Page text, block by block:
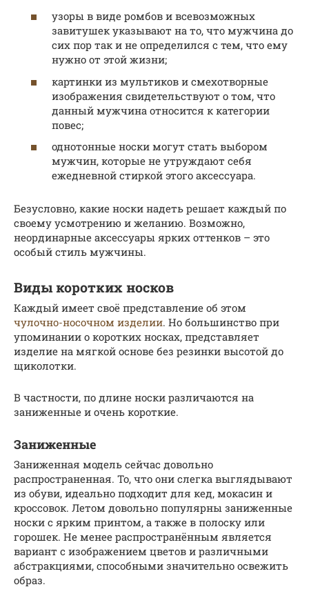
узоры в виде ромбов и всевозможных
завитушек указывают на то, что мужчина до
сих пор так и не определился с тем, что ему
нужно от этой жизни;
картинки из мультиков и смехотворные
изображения свидетельствуют о том, что
данный мужчина относится к категории
повес;
однотонные носки могут стать выбором
мужчин, которые не утруждают себя
ежедневной стиркой этого аксессуара.
Безусловно, какие носки надеть решает каждый по
своему усмотрению и желанию. Возможно,
неординарные аксессуары ярких оттенков – это
особый стиль мужчины.
Виды коротких носков
Каждый имеет своё представление об этом
чулочно-носочном изделии. Но большинство при
упоминании о коротких носках, представляет
изделие на мягкой основе без резинки высотой до
щиколотки.
В частности, по длине носки различаются на
заниженные и очень короткие.
Заниженные
Заниженная модель сейчас довольно
распространенная. То, что они слегка выглядывают
из обуви, идеально подходит для кед, мокасин и
кроссовок. Летом довольно популярны заниженные
носки с ярким принтом, а также в полоску или
горошек. Не менее распространённым является
вариант с изображением цветов и различными
абстракциями, способными значительно освежить
образ.